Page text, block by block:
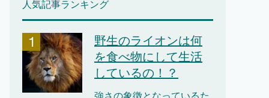
人気記事ランキング
野生のライオンは何
を食べ物にして生活
しているの！？
強さの象徴となっているた